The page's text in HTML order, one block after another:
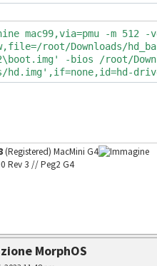
mac99,via=pmu -m 512
root/Downloads/
-bios /root/
hd.img',if=none,id=hd-
(Registered) MacMini G4
Rev 3 // Peg2 G4
MorphOS